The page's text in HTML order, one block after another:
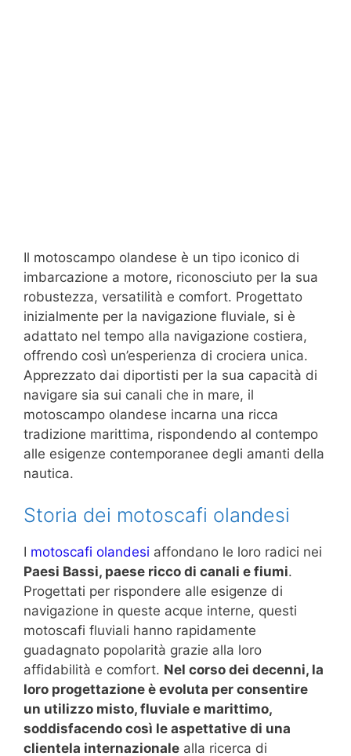
Il motoscampo olandese è un tipo iconico di
imbarcazione a motore, riconosciuto per la sua
robustezza, versatilità e comfort. Progettato
inizialmente per la navigazione fluviale, si è
adattato nel tempo alla navigazione costiera,
offrendo così un’esperienza di crociera unica.
Apprezzato dai diportisti per la sua capacità di
navigare sia sui canali che in mare, il
motoscampo olandese incarna una ricca
tradizione marittima, rispondendo al contempo
alle esigenze contemporanee degli amanti della
nautica.
Storia dei motoscafi olandesi
I motoscafi olandesi affondano le loro radici nei
Paesi Bassi, paese ricco di canali e fiumi.
Progettati per rispondere alle esigenze di
navigazione in queste acque interne, questi
motoscafi fluviali hanno rapidamente
guadagnato popolarità grazie alla loro
affidabilità e comfort. Nel corso dei decenni, la
loro progettazione è evoluta per consentire
un utilizzo misto, fluviale e marittimo,
soddisfacendo così le aspettative di una
clientela internazionale alla ricerca di